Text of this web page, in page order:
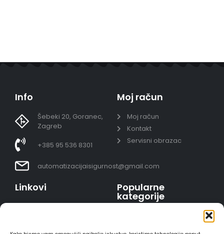
Info
Šebeki 20, Goranec,
Zagreb
+385 95 536 8301
automatizacijaisigurnost@gmail.com
Moj račun
Moj račun
Kontakt
Servisni obrazac
Linkovi
Sigurno plaćanje
Popularne
kategorije
Video nadzor - kompleti